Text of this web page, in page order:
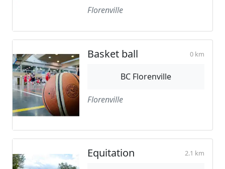
Florenville
Basket ball 0 km
BC Florenville
Florenville
Equitation 2.1 km